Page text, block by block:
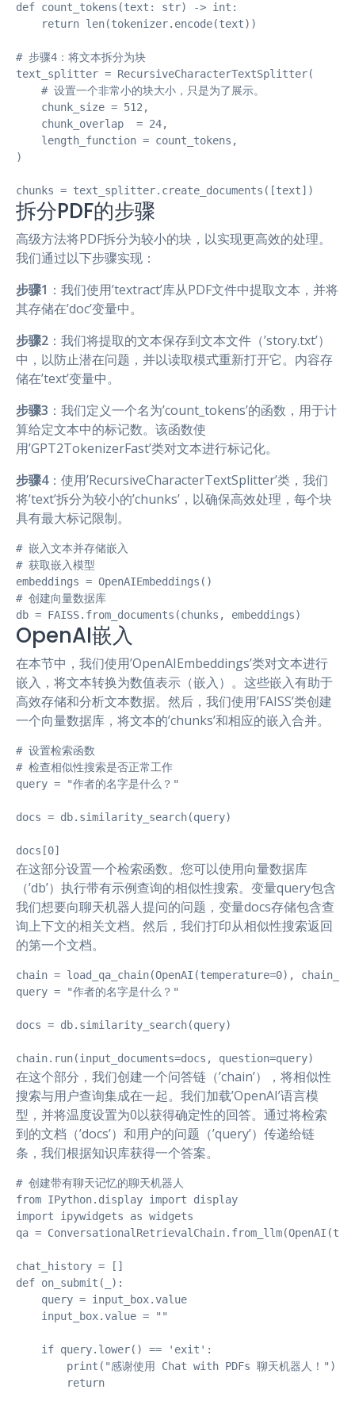
def count_tokens(text: str) -> int:
    return len(tokenizer.encode(text))
# 步骤4：将文本拆分为块
text_splitter = RecursiveCharacterTextSplitter(
    # 设置一个非常小的块大小，只是为了展示。
    chunk_size = 512,
    chunk_overlap  = 24,
    length_function = count_tokens,
)
chunks = text_splitter.create_documents([text])
拆分PDF的步骤
高级方法将PDF拆分为较小的块，以实现更高效的处理。
我们通过以下步骤实现：
步骤1 ：我们使用’textract’库从PDF文件中提取文本，并将
其存储在’doc’变量中。
步骤2 ：我们将提取的文本保存到文本文件（’story.txt’）
中，以防止潜在问题，并以读取模式重新打开它。内容存
储在’text’变量中。
步骤3 ：我们定义一个名为’count_tokens’的函数，用于计
算给定文本中的标记数。该函数使
用’GPT2TokenizerFast’类对文本进行标记化。
步骤4：使用’RecursiveCharacterTextSplitter’类，我们
将’text’拆分为较小的’chunks’，以确保高效处理，每个块
具有最大标记限制。
# 嵌入文本并存储嵌入
# 获取嵌入模型
embeddings = OpenAIEmbeddings()
# 创建向量数据库
db = FAISS.from_documents(chunks, embeddings)
OpenAI嵌入
在本节中，我们使用’OpenAIEmbeddings’类对文本进行
嵌入，将文本转换为数值表示（嵌入）。这些嵌入有助于
高效存储和分析文本数据。然后，我们使用’FAISS’类创建
一个向量数据库，将文本的’chunks’和相应的嵌入合并。
# 设置检索函数
# 检查相似性搜索是否正常工作
query = "作者的名字是什么？"
docs = db.similarity_search(query)
docs[0]
在这部分设置一个检索函数。您可以使用向量数据库
（’db’）执行带有示例查询的相似性搜索。变量query包含
我们想要向聊天机器人提问的问题，变量docs存储包含查
询上下文的相关文档。然后，我们打印从相似性搜索返回
的第一个文档。
chain = load_qa_chain(OpenAI(temperature=0),
query = "作者的名字是什么？"
docs = db.similarity_search(query)
chain.run(input_documents=docs, question=query)
在这个部分，我们创建一个问答链（’chain’），将相似性
搜索与用户查询集成在一起。我们加载’OpenAI’语言模
型，并将温度设置为0以获得确定性的回答。通过将检索
到的文档（’docs’）和用户的问题（’query’）传递给链
条，我们根据知识库获得一个答案。
# 创建带有聊天记忆的聊天机器人
from IPython.display import display
import ipywidgets as widgets
qa =
chat_history = []
def on_submit(_):
    query = input_box.value
    input_box.value = ""
    if query.lower() == 'exit':
        print("感谢使用 Chat with PDFs 聊天机器人！")
        return